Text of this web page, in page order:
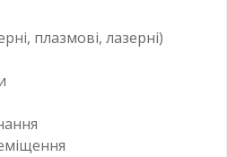
плазмові, лазерні)